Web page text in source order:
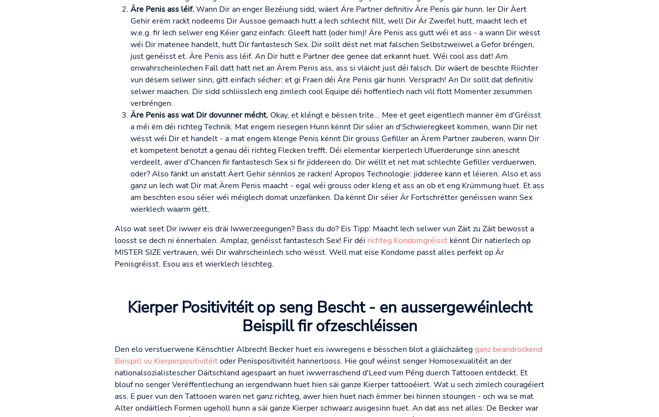
Äre Penis ass léif.Wann Dir an enger Bezéiung sidd, wäert Äre Partner definitiv Äre Penis gär hunn. Ier Dir Äert
Gehir erëm rackt nodeems Dir Aussoe gemaach hutt a Iech schlecht fillt, well Dir Är Zweifel hutt, maacht Iech et
w.e.g. fir Iech selwer eng Kéier ganz einfach: Gleeft hatt (oder him)! Äre Penis ass gutt wéi et ass - a wann Dir wësst
wéi Dir matenee handelt, hutt Dir fantastesch Sex. Dir sollt dëst net mat falschen Selbstzweiwel a Gefor bréngen,
just genéisst et. Äre Penis ass léif. An Dir hutt e Partner dee genee dat erkannt huet. Wéi cool ass dat! Am
onwahrscheinlechen Fall datt hatt net an Ärem Penis ass, ass si vläicht just déi falsch. Dir wäert de beschte Riichter
vun dësem selwer sinn, gitt einfach sécher: et gi Fraen déi Äre Penis gär hunn. Versprach! An Dir sollt dat definitiv
selwer maachen. Dir sidd schliisslech eng zimlech cool Equipe déi hoffentlech nach vill flott Momenter zesummen
verbréngen.
Äre Penis ass wat Dir dovunner mécht.Okay, et kléngt e bëssen trite... Mee et geet eigentlech manner ëm d'Gréisst
a méi ëm déi richteg Technik. Mat engem riesegen Hunn kënnt Dir séier an d'Schwieregkeet kommen, wann Dir net
wësst wéi Dir et handelt - a mat engem klenge Penis kënnt Dir grouss Gefiller an Ärem Partner zauberen, wann Dir
et kompetent benotzt a genau déi richteg Flecken trefft. Déi elementar kierperlech Ufuerderunge sinn anescht
verdeelt, awer d'Chancen fir fantastesch Sex si fir jiddereen do. Dir wëllt et net mat schlechte Gefiller verduerwen,
oder? Also fänkt un anstatt Äert Gehir sënnlos ze racken! Apropos Technologie: jidderee kann et léieren. Also et ass
ganz un Iech wat Dir mat Ärem Penis maacht - egal wéi grouss oder kleng et ass an ob et eng Krümmung huet. Et ass
am beschten esou séier wéi méiglech domat unzefänken. Da kënnt Dir séier Är Fortschrëtter genéissen wann Sex
wierklech waarm gëtt.
Also wat seet Dir iwwer eis dräi Iwwerzeegungen? Bass du do? Eis Tipp: Maacht Iech selwer vun Zäit zu Zäit bewosst a
loosst se dech ni ënnerhalen. Amplaz, genéisst fantastesch Sex! Fir déi richteg Kondomgréisstkënnt Dir natierlech op
MISTER SIZE vertrauen, wéi Dir wahrscheinlech scho wësst. Well mat eise Kondome passt alles perfekt op Är
Penisgréisst. Esou ass et wierklech lëschteg.
Kierper Positivitéit op seng Bescht - en aussergewéinlecht
Beispill fir ofzeschléissen
Den elo verstuerwene Kënschtler Albrecht Becker huet eis iwwregens e bësschen blot a gläichzäitegganz beandrockend
Beispill vu Kierperpositivitéitoder Penispositivitéit hannerlooss. Hie gouf wéinst senger Homosexualitéit an der
nationalsozialistescher Däitschland agespaart an huet iwwerraschend d'Leed vum Péng duerch Tattooen entdeckt. Et
blouf no senger Verëffentlechung an iergendwann huet hien säi ganze Kierper tattooéiert. Wat u sech zimlech couragéiert
ass. E puer vun den Tattooen waren net ganz richteg, awer hien huet nach ëmmer bei hinnen stoungen - och wa se mat
Alter ondäitlech Formen ugeholl hunn a säi ganze Kierper schwaarz ausgesinn huet. An dat ass net alles: De Becker war